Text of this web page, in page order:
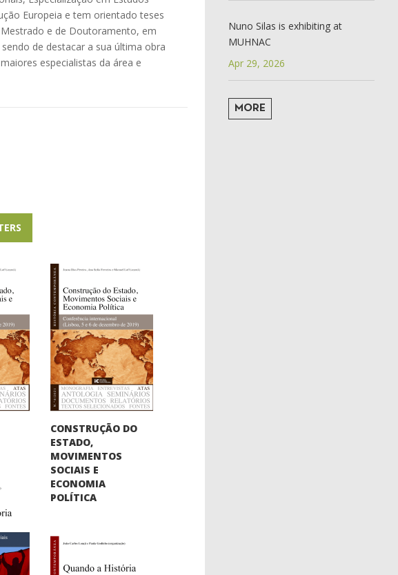
Europeia e tem orientado teses
e de Doutoramento, em
de destacar a sua última obra
especialistas da área e
CONSTRUÇÃO DO
ESTADO,
MOVIMENTOS
SOCIAIS E
ECONOMIA
POLÍTICA
Nuno Silas is exhibiting at
MUHNAC
Apr 29, 2026
MORE